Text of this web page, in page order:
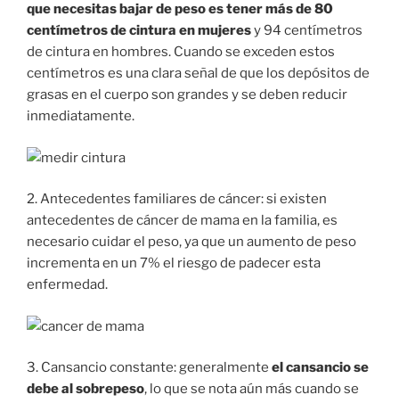
que necesitas bajar de peso es tener más de 80
centímetros de cintura en mujeresy 94 centímetros
de cintura en hombres. Cuando se exceden estos
centímetros es una clara señal de que los depósitos de
grasas en el cuerpo son grandes y se deben reducir
inmediatamente.
2. Antecedentes familiares de cáncer: si existen
antecedentes de cáncer de mama en la familia, es
necesario cuidar el peso, ya que un aumento de peso
incrementa en un 7% el riesgo de padecer esta
enfermedad.
3. Cansancio constante: generalmente el cansancio se
debe al sobrepeso, lo que se nota aún más cuando se